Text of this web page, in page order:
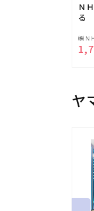
Ｎ
る
販
売
㈱Ｎ
通
ヤ